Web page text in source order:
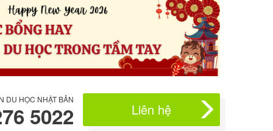
DU HỌC NHẬT BẢN
5022 Liên hệ